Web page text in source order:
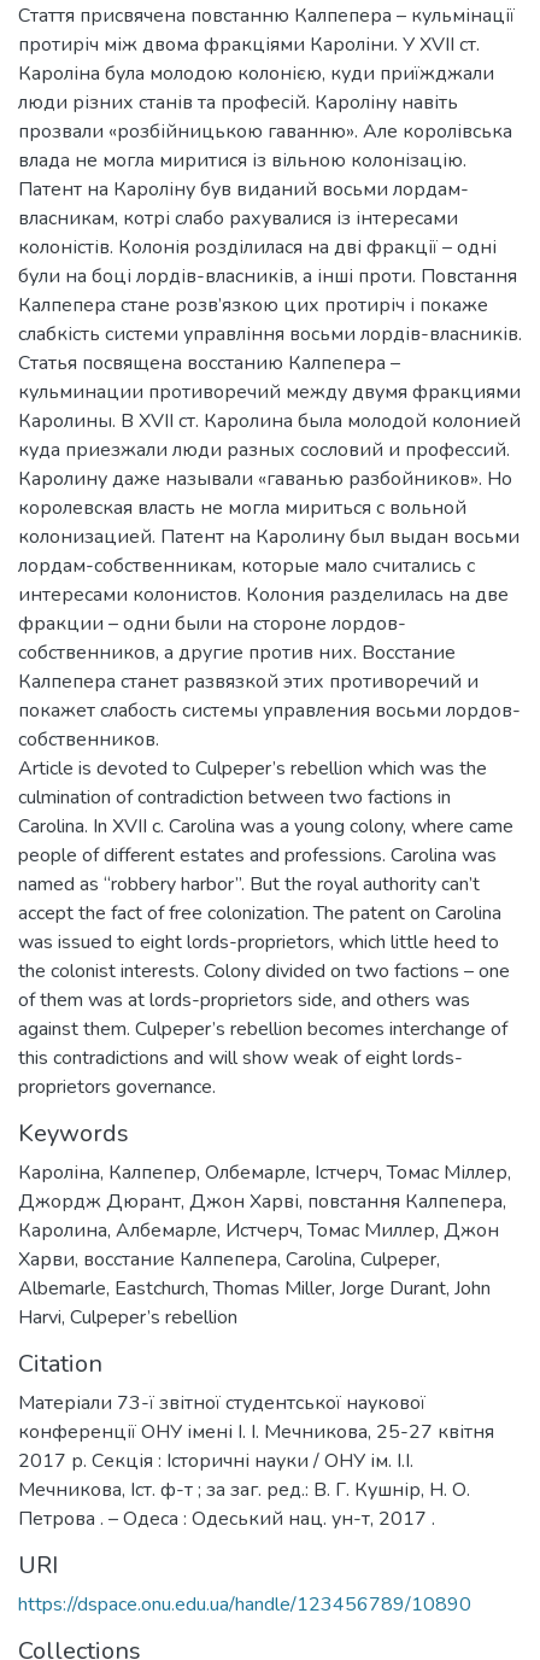
Стаття присвячена повстанню Калпепера – кульмінації
протиріч між двома фракціями Кароліни. У XVII ст.
Кароліна була молодою колонією, куди приїжджали
люди різних станів та професій. Кароліну навіть
прозвали «розбійницькою гаванню». Але королівська
влада не могла миритися із вільною колонізацію.
Патент на Кароліну був виданий восьми лордам-
власникам, котрі слабо рахувалися із інтересами
колоністів. Колонія розділилася на дві фракції – одні
були на боці лордів-власників, а інші проти. Повстання
Калпепера стане розв’язкою цих протиріч і покаже
слабкість системи управління восьми лордів-власників.
Статья посвящена восстанию Калпепера –
кульминации противоречий между двумя фракциями
Каролины. В XVII ст. Каролина была молодой колонией
куда приезжали люди разных сословий и профессий.
Каролину даже называли «гаванью разбойников». Но
королевская власть не могла мириться с вольной
колонизацией. Патент на Каролину был выдан восьми
лордам-собственникам, которые мало считались с
интересами колонистов. Колония разделилась на две
фракции – одни были на стороне лордов-
собственников, а другие против них. Восстание
Калпепера станет развязкой этих противоречий и
покажет слабость системы управления восьми лордов-
собственников.
Article is devoted to Culpeper’s rebellion which was the
culmination of contradiction between two factions in
Carolina. In XVII c. Carolina was а young colony, where came
people of different estates and professions. Carolina was
named as “robbery harbor”. But the royal authority can’t
accept the fact of free colonization. The patent on Carolina
was issued to eight lords-proprietors, which little heed to
the colonist interests. Colony divided on two factions – one
of them was at lords-proprietors side, and others was
against them. Culpeper’s rebellion becomes interchange of
this contradictions and will show weak of eight lords-
proprietors governance.
Keywords
Кароліна, Калпепер, Олбемарле, Істчерч,Томас Міллер,
Джордж Дюрант, Джон Харві, повстання Калпепера,
Каролина, Албемарле, Истчерч,Томас Миллер, Джон
Харви, восстание Калпепера, Carolina, Culpeper,
Albemarle, Eastchurch,Thomas Miller, Jorge Durant, John
Harvi, Culpeper’s rebellion
Citation
Матеріали 73-ї звітної студентської наукової
конференції ОНУ імені І. І. Мечникова, 25-27 квітня
2017 р. Секція : Історичні науки / ОНУ ім. І.І.
Мечникова, Іст. ф-т ; за заг. ред.: В. Г. Кушнір, Н. О.
Петрова . – Одеса : Одеський нац. ун-т, 2017 .
URI
https://dspace.onu.edu.ua/handle/123456789/10890
Collections